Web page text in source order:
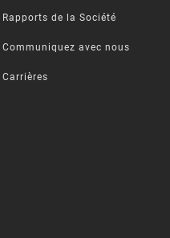
Rapports de la Société
Communiquez avec nous
Carrières